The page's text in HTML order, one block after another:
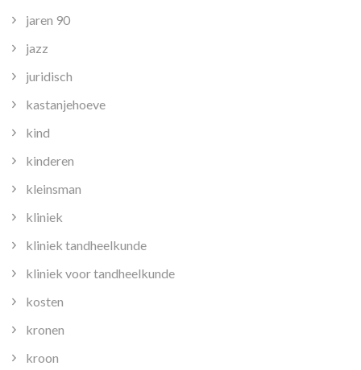
jaren 90
jazz
juridisch
kastanjehoeve
kind
kinderen
kleinsman
kliniek
kliniek tandheelkunde
kliniek voor tandheelkunde
kosten
kronen
kroon